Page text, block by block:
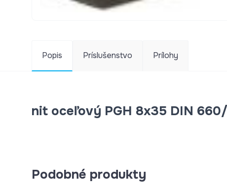
Popis Príslušenstvo Prílohy
nit oceľový PGH 8x35 DIN
Podobné produkty